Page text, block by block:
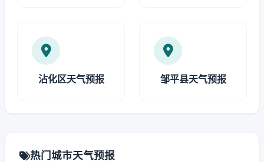
沾化区天气预报 邹平县天气预报
热门城市天气预报